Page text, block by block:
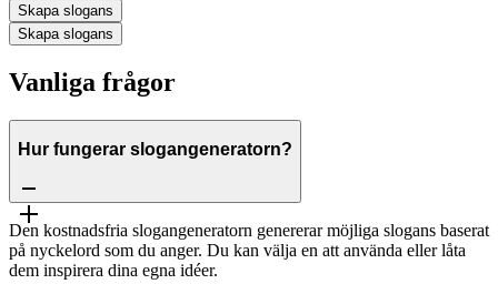
Skapa slogans
Skapa slogans
Vanliga frågor
Hur fungerar slogangeneratorn?
Den kostnadsfria slogangeneratorn genererar möjliga slogans baserat
på nyckelord som du anger. Du kan välja en att använda eller låta
dem inspirera dina egna idéer.